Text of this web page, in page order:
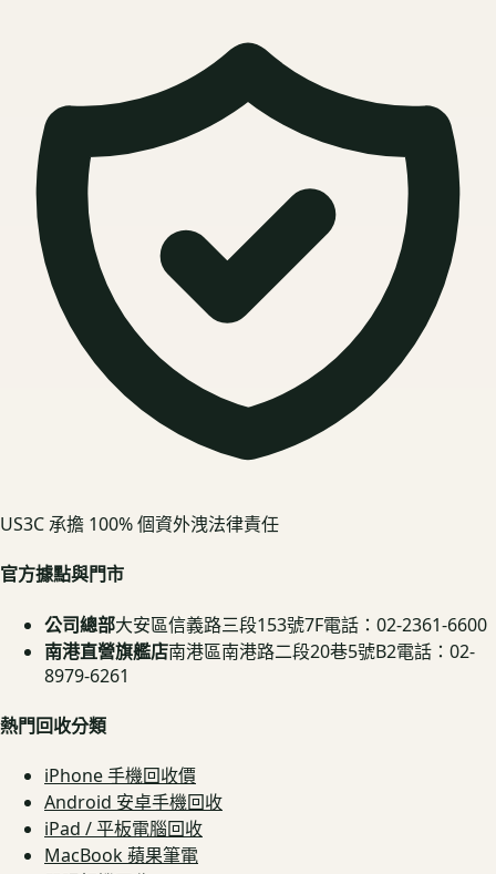
US3C 承擔 100% 個資外洩法律責任
官方據點與門市
公司總部大安區信義路三段153號7F電話：02-2361-6600
南港直營旗艦店南港區南港路二段20巷5號B2電話：02-
8979-6261
熱門回收分類
iPhone 手機回收價
Android 安卓手機回收
iPad / 平板電腦回收
MacBook 蘋果筆電